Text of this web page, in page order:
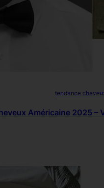
tendance
Américaine 2025